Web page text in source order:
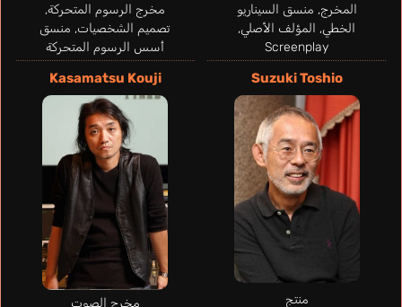
المخرج, منسق السيناريو
الخطي, المؤلف الأصلي,
Screenplay
مخرج الرسوم المتحركة,
تصميم الشخصيات, منسق
أسس الرسوم المتحركة
Suzuki Toshio
منتج
Kasamatsu Kouji
مخرج الصوت
Dartevelle
فرنسي
إسباني
Giulio
Salerno Arthur
برتغالي
Lechenmayr
Laurin
Aiko
Ootake Shinobu